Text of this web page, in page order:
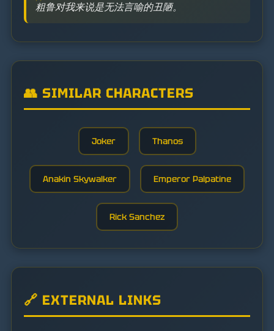
粗鲁对我来说是无法言喻的丑陋。
👥 SIMILAR CHARACTERS
Joker Thanos
Anakin Skywalker Emperor Palpatine
Rick Sanchez
🔗 EXTERNAL LINKS